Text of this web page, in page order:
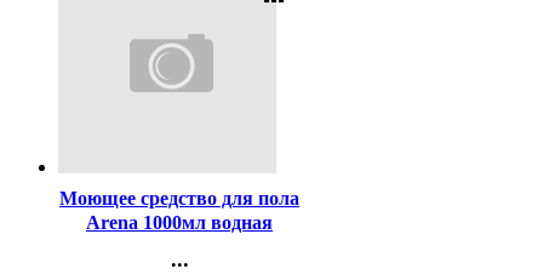
Моющее средство для пола
Arena 1000мл водная
...